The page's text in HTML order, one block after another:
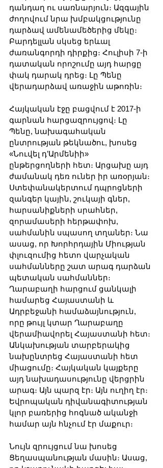
դանդաղ ու սառնարյուն։ Ազգային
ժողովում նրա խմբակցությունը
դարձավ ամենամեծերից մեկը։
Բարդելլան սկսեց երևալ
ժառանգորդի դիրքից։ Հուլիսի 7-ի
դատական որոշումը այդ հարցը
փակ դարակ դրեց։ Լը Պենը
վերադարձավ առաջին աթոռին։
Հայկական էջը բացվում է 2017-ի
գարնան հարցազրույցով։ Լը
Պենը, նախագահական
ընտրության թեկնածու, խոսեց
«Նուվել դ’Արմենիի»
ընթերցողների հետ։ Արցախը այդ
ժամանակ դեռ ուներ իր առօրյան։
Ստեփանակերտում դպրոցների
զանգեր կային, շուկայի գներ,
հարսանիքների սրահներ,
զորամասերի հերթափոխ,
սահմանին սպասող տղաներ։ Նա
ասաց, որ Խորհրդային Միության
փլուզումից հետո վարչական
սահմանները շատ արագ դարձան
պետական սահմաններ։
Ղարաբաղի հարցում ցանկալի
համարեց Հայաստանի և
Ադրբեջանի համաձայնություն,
որը թույլ կտար Ղարաբաղը
վերամիավորել Հայաստանի հետ։
Անկախության տարբերակից
նախընտրեց Հայաստանի հետ
միացումը։ Հայկական կայքերը
այդ նախադասությունը վերցրին
արագ։ Այն պարզ էր։ Այն ուղիղ էր։
Եվրոպական դիվանագիտության
կլոր բառերից հոգնած ականջի
համար այն հնչում էր մաքուր։
Նույն զրույցում նա խոսեց
Ցեղասպանության մասին։ Ասաց,